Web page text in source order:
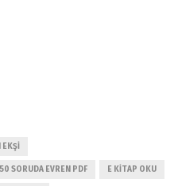
EKŞI
50 SORUDA EVREN PDF E KITAP OKU